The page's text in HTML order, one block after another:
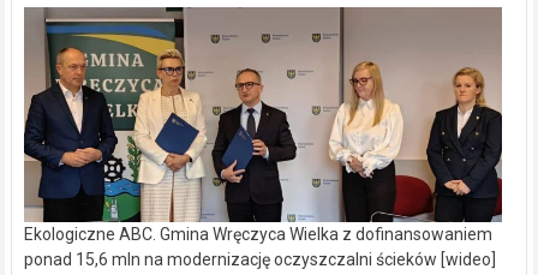
Ekologiczne ABC. Gmina Wręczyca Wielka z dofinansowaniem
ponad 15,6 mln na modernizację oczyszczalni ścieków [wideo]